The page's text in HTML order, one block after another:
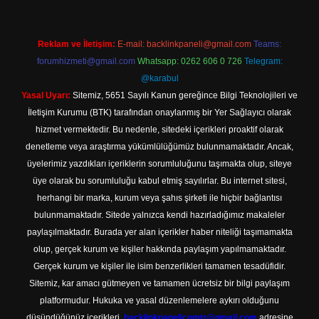
Reklam ve İletişim: E-mail: backlinkpaneli@gmail.com Teams:
forumhizmeti@gmail.com Whatsapp: 0262 606 0 726 Telegram:
@karabul
Yasal Uyarı: Sitemiz, 5651 Sayılı Kanun gereğince Bilgi Teknolojileri ve
İletişim Kurumu (BTK) tarafından onaylanmış bir Yer Sağlayıcı olarak
hizmet vermektedir. Bu nedenle, sitedeki içerikleri proaktif olarak
denetleme veya araştırma yükümlülüğümüz bulunmamaktadır. Ancak,
üyelerimiz yazdıkları içeriklerin sorumluluğunu taşımakta olup, siteye
üye olarak bu sorumluluğu kabul etmiş sayılırlar. Bu internet sitesi,
herhangi bir marka, kurum veya şahıs şirketi ile hiçbir bağlantısı
bulunmamaktadır. Sitede yalnızca kendi hazırladığımız makaleler
paylaşılmaktadır. Burada yer alan içerikler haber niteliği taşımamakta
olup, gerçek kurum ve kişiler hakkında paylaşım yapılmamaktadır.
Gerçek kurum ve kişiler ile isim benzerlikleri tamamen tesadüfidir.
Sitemiz, kar amacı gütmeyen ve tamamen ücretsiz bir bilgi paylaşım
platformudur. Hukuka ve yasal düzenlemelere aykırı olduğunu